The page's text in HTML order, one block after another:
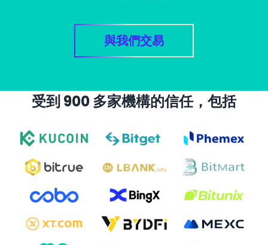
與我們交易
受到 900 多家機構的信任，包括